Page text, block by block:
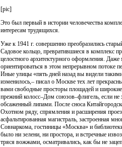
[pic]
Это был первый в истории человечества
интересам трудящихся.
Уже к 1941 г. совершенно преобразились
Садовое кольцо, превратившиеся в комплекс
целостного архитектурного оформления.
ориентироваться в этом непрерывном потоке
Иные улицы «пять дней назад вы видели
изменилось,– писал о Москве тех лет
вами свободные просторы площадей и
прежний колосс–Дом союзов–флигель, если
обсаженный липами. После сноса
Охотном ряду, спрямления и расширения
асфальтированная магистраль, застроенная
Совнаркома, гостиницы «Москва» и
было ни зелени, ни простора, и встречные
тряся вожжами, осматривались, как бы не